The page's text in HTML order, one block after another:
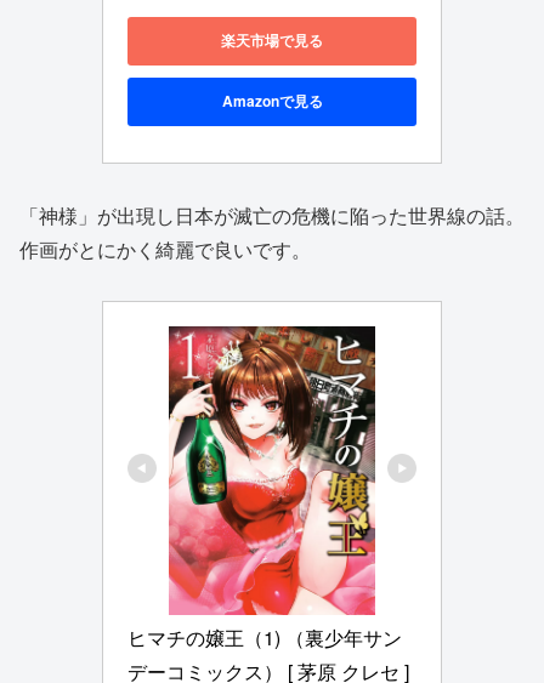
楽天市場で見る
Amazonで見る
「神様」が出現し日本が滅亡の危機に陥った世界線の話。
作画がとにかく綺麗で良いです。
ヒマチの嬢王（1) （裏少年サン
デーコミックス） [ 茅原 クレセ ]